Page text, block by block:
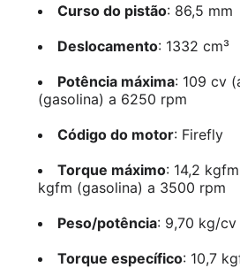
Curso do pistão: 86,5 mm
Deslocamento: 1332 cm³
Potência máxima: 109 cv
(gasolina) a 6250 rpm
Código do motor: Firefly
Torque máximo: 14,2
kgfm (gasolina) a 3500 rpm
Peso/potência: 9,70 kg/cv
Torque específico: 10,7